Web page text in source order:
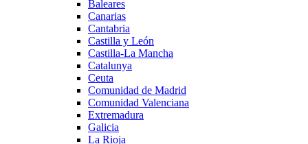
Baleares
Canarias
Cantabria
Castilla y León
Castilla-La Mancha
Catalunya
Ceuta
Comunidad de Madrid
Comunidad Valenciana
Extremadura
Galicia
La Rioja